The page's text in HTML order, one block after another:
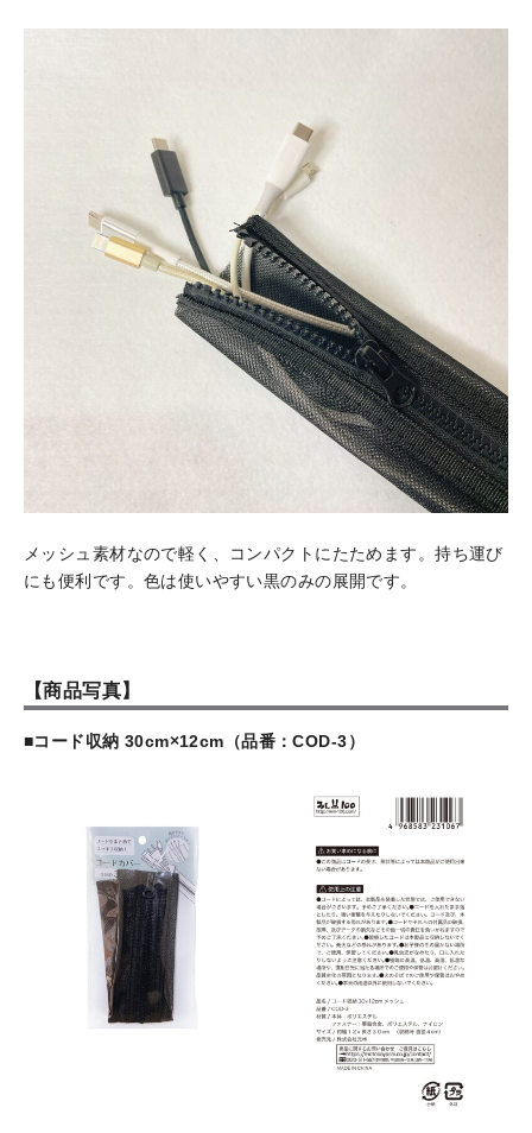
メッシュ素材なので軽く、コンパクトにたためます。持ち運び
にも便利です。色は使いやすい黒のみの展開です。
【商品写真】
■コード収納 30cm×12cm（品番：COD-3）